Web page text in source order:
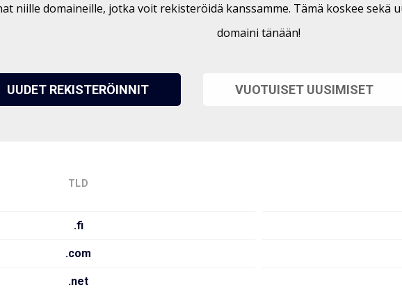
niille domaineille, jotka voit rekisteröidä kanssamme. Tämä koskee sekä
domaini tänään!
UUDET REKISTERÖINNIT VUOTUISET UUSIMISET
TLD
.fi
.com
.net